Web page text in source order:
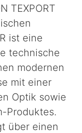
TEXPORT
ist eine
technische
modernen
mit einer
Optik sowie
Produktes.
über einen